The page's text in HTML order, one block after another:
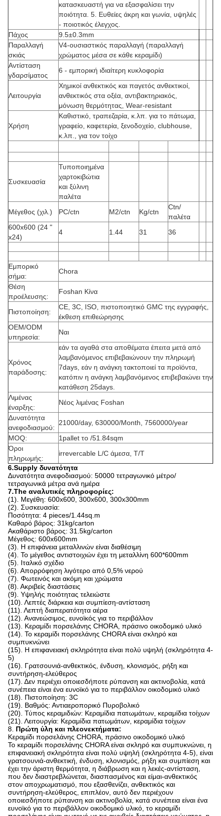
κατασκευαστή για να εξασφαλίσει την
ποιότητα. 5. Ευθείες άκρη και γωνία, υψηλές
- ποιοτικός έλεγχος.
Πάχος
9.5±0.3mm
Παραλλαγή
σκιάς
V4-ουσιαστικός παραλλαγή (παραλλαγή
χρώματος μέσα σε κάθε κεραμίδι)
Αντίσταση
γδαρσίματος
6 - εμπορική ιδιαίτερη κυκλοφορία
Λειτουργία
Χημικοί ανθεκτικός και παγετός ανθεκτικοί,
ανθεκτικός στα οξέα, αντιβακτηριακός,
μόνωση θερμότητας, Wear-resistant
Χρήση
Καθιστικό, τραπεζαρία, κ.λπ. για το πάτωμα,
γραφείο, καφετερία, ξενοδοχείο, clubhouse,
κ.λπ., για τον τοίχο
Συσκευασία
Τυποποιημένα
χαρτοκιβώτια
και ξύλινη
παλέτα
Μέγεθος (χιλ.)
PC/ctn M2/ctn Kg/ctn
Ctn/
παλέτα
600x600 (24 "
x24)
4 1.44 31 36
Εμπορικό
σήμα:
Chora
Θέση
προέλευσης:
Foshan Κίνα
Πιστοποίηση:
CE, 3C, ISO, πιστοποιητικό GMC της εγγραφής,
έκθεση επιθεώρησης
OEM/ODM
υπηρεσία:
Ναι
Χρόνος
παράδοσης:
εάν τα αγαθά στα αποθέματα έπειτα μετά από
λαμβανόμενος επιβεβαιώνουν την πληρωμή
7days, εάν η ανάγκη τακτοποιεί τα προϊόντα,
κατόπιν η ανάγκη λαμβανόμενος επιβεβαιώνει την
κατάθεση 25days.
Λιμένας
έναρξης:
Νέος λιμένας Foshan
Δυνατότητα
ανεφοδιασμού:
21000/day, 630000/Month, 7560000/year
MOQ:
1pallet το /51.84sqm
Όροι
πληρωμής:
irrevercable L/C άμεσα, T/T
6.Supply δυνατότητα
Δυνατότητα ανεφοδιασμού: 50000 τετραγωνικό μέτρο/
τετραγωνικά μέτρα ανά ημέρα
7.The αναλυτικές πληροφορίες:
(1). Μεγέθη: 600x600, 300x600, 300x300mm
(2). Συσκευασία:
Ποσότητα: 4 pieces/1.44sq.m
Καθαρό βάρος: 31kg/carton
Ακαθάριστο βάρος: 31.5kg/carton
Μέγεθος: 600x600mm
(3). Η επιφάνεια μεταλλινών είναι διαθέσιμη
(4). Το μέγεθος αντιστοιχιών έχει τη μεταλλίνη 600*600mm
(5). Ιταλικό σχέδιο
(6). Απορρόφηση λιγότερο από 0,5% νερού
(7). Φωτεινός και ακόμη και χρώματα
(8). Ακριβείς διαστάσεις
(9). Υψηλής ποιότητας τελειώστε
(10). Λεπτές διάρκεια και συμπίεση-αντίσταση
(11). Λεπτή διαπερατότητα αέρα
(12). Ανανεώσιμος, ευνοϊκός για το περιβάλλον
(13). Κεραμίδι πορσελάνης CHORA, πράσινο οικοδομικό υλικό
(14). Το κεραμίδι πορσελάνης CHORA είναι σκληρό και
συμπυκνώνει
(15). Η επιφανειακή σκληρότητα είναι πολύ υψηλή (σκληρότητα 4-
5)
(16). Γρατσουνιά-ανθεκτικός, ένδυση, κλονισμός, ρήξη και
συντήρηση-ελεύθερος
(17). Δεν περιέχει οποιεσδήποτε ρύπανση και ακτινοβολία, κατά
συνέπεια είναι ένα ευνοϊκό για το περιβάλλον οικοδομικό υλικό
(18). Πιστοποίηση: 3C
(19). Βαθμός: Αντιαεροπορικό Πυροβολικό
(20). Τύπος κεραμιδιών: Κεραμίδια πατωμάτων, κεραμίδια τοίχων
(21). Λειτουργία: Κεραμίδια πατωμάτων, κεραμίδια τοίχων
8. Πρώτη ύλη και πλεονεκτήματα:
Κεραμίδι πορσελάνης CHORA, πράσινο οικοδομικό υλικό
Το κεραμίδι πορσελάνης CHORA είναι σκληρό και συμπυκνώνει, η
επιφανειακή σκληρότητα είναι πολύ υψηλή (σκληρότητα 4-5), είναι
γρατσουνιά-ανθεκτική, ένδυση, κλονισμός, ρήξη και συμπίεση και
έχει την άριστη θερμότητα, η διάβρωση και η λεκές-αντίσταση,
που δεν διαστρεβλώνεται, διασπασμένος και είμαι-ανθεκτικός
στον αποχρωματισμό, που εξασθενίζει, ανθεκτικός και
συντήρηση-ελεύθερος, επιπλέον, αυτό δεν περιέχουν
οποιεσδήποτε ρύπανση και ακτινοβολία, κατά συνέπεια είναι ένα
ευνοϊκό για το περιβάλλον οικοδομικό υλικό, το κεραμίδι